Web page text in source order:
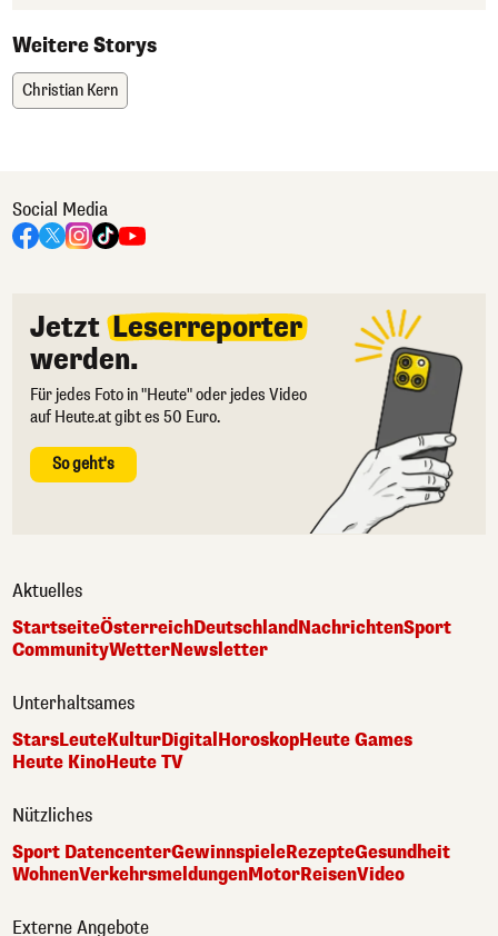
Weitere Storys
Christian Kern
Social Media
Jetzt Leserreporter
werden.
Für jedes Foto in "Heute" oder jedes Video
auf Heute.at gibt es 50 Euro.
So geht's
Aktuelles
StartseiteÖsterreichDeutschlandNachrichtenSport
CommunityWetterNewsletter
Unterhaltsames
StarsLeuteKulturDigital HoroskopHeute Games
Heute KinoHeute TV
Nützliches
Sport DatencenterGewinnspieleRezepteGesundheit
WohnenVerkehrsmeldungenMotorReisenVideo
Externe Angebote